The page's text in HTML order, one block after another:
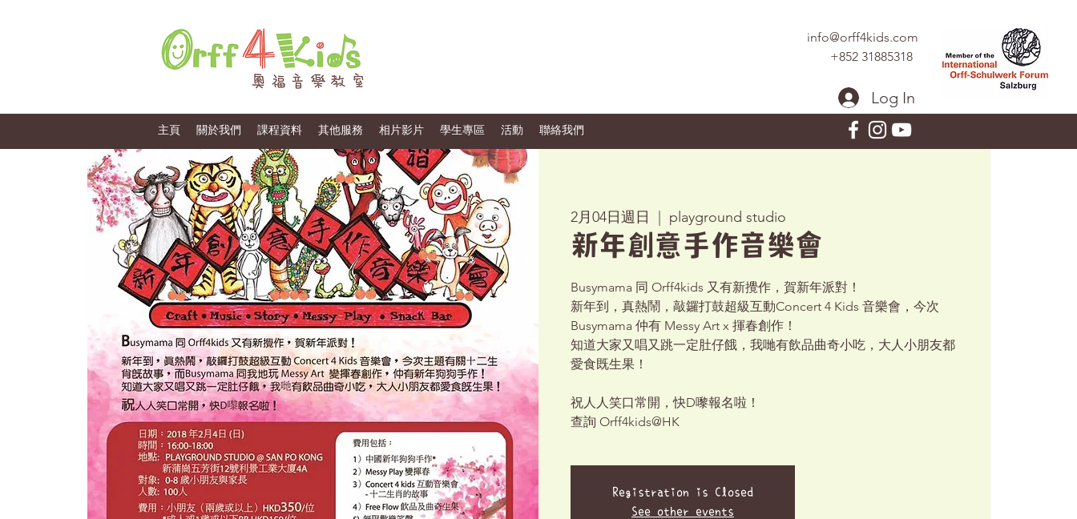
info@orff4kids.com
+852 31885318
Log In
主頁 關於我們 課程資料 其他服務 相片影片 學生專區 活動 聯絡我們
2月04日週日 playground studio
新年創意手作音樂會
Busymama 同 Orff4kids 又有新攪作，賀新年派對！
新年到，真熱鬧，敲鑼打鼓超級互動Concert 4 Kids 音樂會，今次
Busymama 仲有 Messy Art x 揮春創作！
知道大家又唱又跳一定肚仔餓，我哋有飲品曲奇小吃，大人小朋友都
愛食既生果！
祝人人笑口常開，快D嚟報名啦！
查詢 Orff4kids@HK
Registration is Closed
See other events